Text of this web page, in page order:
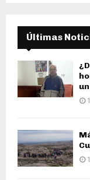
Últimas